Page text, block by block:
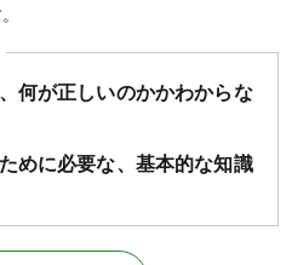
何が正しいのかかわからな
めに必要な、基本的な知識